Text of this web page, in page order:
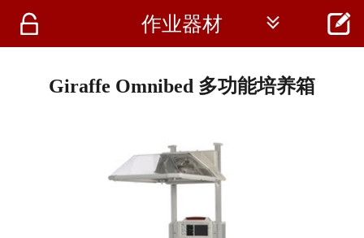
 首页
 作业器材  
Giraffe Omnibed 多功能培养箱